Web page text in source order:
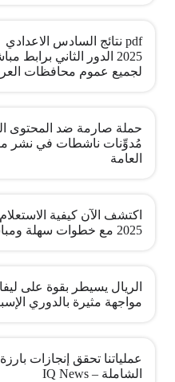
pdf نتائج السادس الاعدادي
2025 الدور الثاني برابط
لجميع عموم محافظات
حملة صارمة ضد المحتوى
مُدوِّنات ناشطات في نشر
العامة
اكتشف الآن كيفية
2025 مع خطوات سهلة ومباشرة
الريال يسيطر بقوة على
مواجهة مثيرة بالدوري
عملياتنا تحقق إنجازات
الشاملة – IQ News